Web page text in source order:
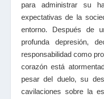
para administrar su
expectativas de la
entorno. Después de
profunda depresión,
responsabilidad como
corazón está
pesar del duelo, su
cavilaciones sobre la